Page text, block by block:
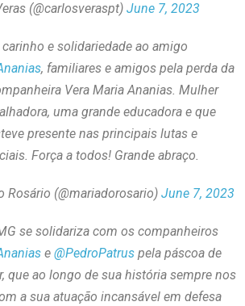
(@carlosveraspt) June 7, 2023
e solidariedade ao amigo
, familiares e amigos pela perda da
Vera Maria Ananias. Mulher
uma grande educadora e que
presente nas principais lutas e
Força a todos! Grande abraço.
Rosário (@mariadorosario) June 7, 2023
se solidariza com os companheiros
e @PedroPatruspela páscoa de
que ao longo de sua história sempre nos
a sua atuação incansável em defesa